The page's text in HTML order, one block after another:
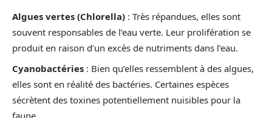
Algues vertes (Chlorella) : Très répandues, elles sont
souvent responsables de l’eau verte. Leur prolifération se
produit en raison d’un excès de nutriments dans l’eau.
Cyanobactéries : Bien qu’elles ressemblent à des algues,
elles sont en réalité des bactéries. Certaines espèces
sécrètent des toxines potentiellement nuisibles pour la
faune.